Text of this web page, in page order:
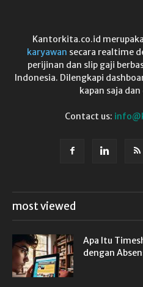
Kantorkita.co.id
karyawan secara realtime
perijinan dan slip gaji
Indonesia. Dilengkapi
kapan saja
Contact us:
most viewed
Apa Itu
dengan